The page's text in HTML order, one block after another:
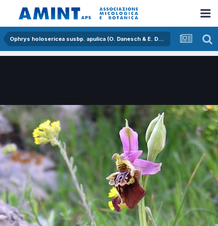
Ophrys holosericea susbp. apulica (O. Danesch & E. Danesch) Buttler